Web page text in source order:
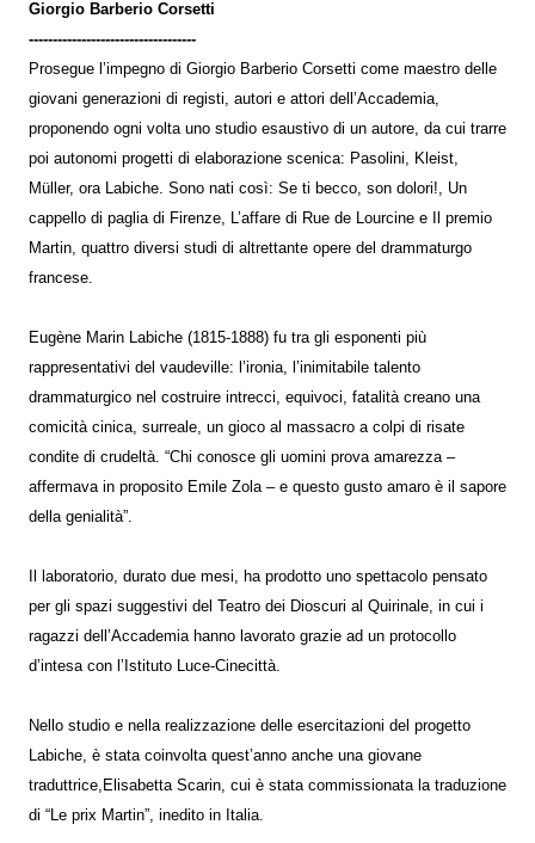
Giorgio Barberio Corsetti
-----------------------------------
Prosegue l’impegno di Giorgio Barberio Corsetti come maestro delle
giovani generazioni di registi, autori e attori dell’Accademia,
proponendo ogni volta uno studio esaustivo di un autore, da cui trarre
poi autonomi progetti di elaborazione scenica: Pasolini, Kleist,
Müller, ora Labiche. Sono nati così: Se ti becco, son dolori!, Un
cappello di paglia di Firenze, L’affare di Rue de Lourcine e Il premio
Martin, quattro diversi studi di altrettante opere del drammaturgo
francese.
Eugène Marin Labiche (1815-1888) fu tra gli esponenti più
rappresentativi del vaudeville: l’ironia, l’inimitabile talento
drammaturgico nel costruire intrecci, equivoci, fatalità creano una
comicità cinica, surreale, un gioco al massacro a colpi di risate
condite di crudeltà. “Chi conosce gli uomini prova amarezza –
affermava in proposito Emile Zola – e questo gusto amaro è il sapore
della genialità”.
Il laboratorio, durato due mesi, ha prodotto uno spettacolo pensato
per gli spazi suggestivi del Teatro dei Dioscuri al Quirinale, in cui i
ragazzi dell’Accademia hanno lavorato grazie ad un protocollo
d’intesa con l’Istituto Luce-Cinecittà.
Nello studio e nella realizzazione delle esercitazioni del progetto
Labiche, è stata coinvolta quest’anno anche una giovane
traduttrice,Elisabetta Scarin, cui è stata commissionata la traduzione
di “Le prix Martin”, inedito in Italia.